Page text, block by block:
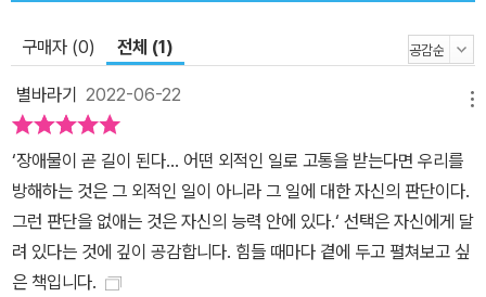
하게도 비결은 없다”고 말하면서도, 힘든 상황에 대처할 준비를 하는
데 유용한 구체적인 원칙들을 마련해두었다며 회복력, 자신감, 평정
심을 얻게 해줄 55가지 실전 원칙을 제시한다. □ 죽음에 대해 깊이
생각해보라 □ 자발적으로 불편해져라 □ 불필요한 일을 없애라 □
시간을 평가하라 □ 분노보다 용기와 침착함을 선택하라 □ 내 기대
치를 탓하라 □ 평정심을 되찾아라 □ 지금 이 순간에 집중하라 □ 선
을 행하고 선한 사람이 되어라 □ 삶을 훈련으로 여겨라 □ 나 자신 외
에는 판단하지 말라 등. 이 원칙들은 크게 세 가지로 나뉜다. 첫째는
우리가 혼자 힘으로 할 수 있는 ‘준비 단계의 원칙’이다. 이 원칙들은
구매자 (0) 전체 (1)
별바라기 2022-06-22
‘장애물이 곧 길이 된다... 어떤 외적인 일로 고통을 받는다면 우리를
방해하는 것은 그 외적인 일이 아니라 그 일에 대한 자신의 판단이다.
그런 판단을 없애는 것은 자신의 능력 안에 있다.‘ 선택은 자신에게 달
려 있다는 것에 깊이 공감합니다. 힘들 때마다 곁에 두고 펼쳐보고 싶
은 책입니다.